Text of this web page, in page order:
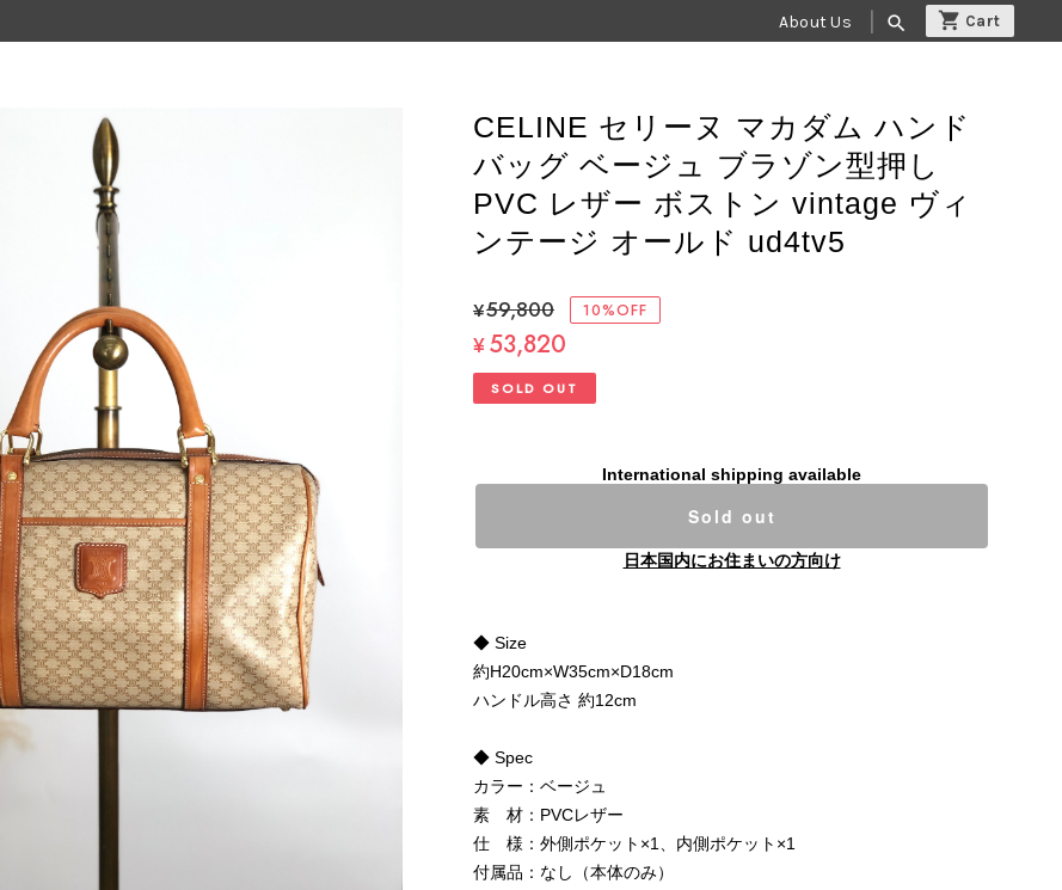
About Us search
CELINE セリーヌ マカダム ハンド
バッグ ベージュ ブラゾン型押し
PVC レザー ボストン vintage ヴィ
ンテージ オールド ud4tv5
¥59,800 10%OFF
¥53,820
SOLD OUT
International shipping available
Sold out
日本国内にお住まいの方向け
◆ Size
約H20cm×W35cm×D18cm
ハンドル高さ 約12cm
◆ Spec
カラー：ベージュ
素 材：PVCレザー
仕 様：外側ポケット×1、内側ポケット×1
付属品：なし（本体のみ）